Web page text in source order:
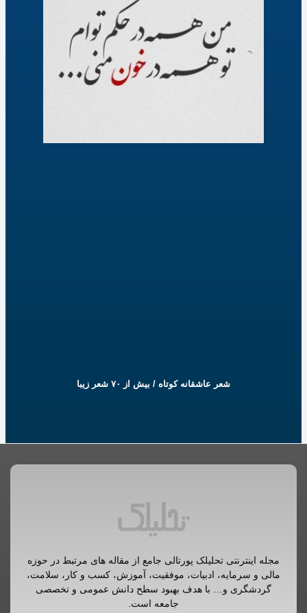
شعر عاشقانه کوتاه / بیش از ۷۰ شعر زیبا
مجله اینترنتی تحلیلک پورتالی جامع از مقاله های مرتبط در حوزه
مالی و سرمایه، ادبیات، موفقیت، آموزش، کسب و کار، سلامت،
گردشگری و… با هدف بهبود سطح دانش عمومی و تخصصی
جامعه است.